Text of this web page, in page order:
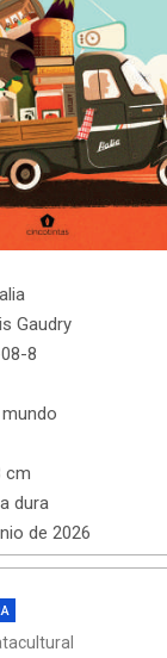
Gaudry
8
cm
dura
de 2026